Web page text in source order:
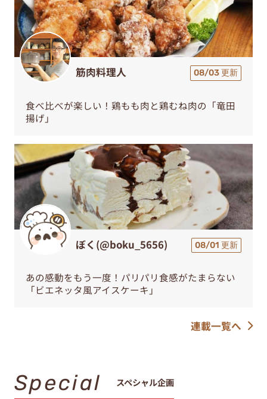
筋肉料理人 08/03 更新
食べ比べが楽しい！鶏もも肉と鶏むね肉の「竜田
揚げ」
ぼく(@boku_5656) 08/01 更新
あの感動をもう一度！パリパリ食感がたまらない
「ビエネッタ風アイスケーキ」
連載一覧へ
Special スペシャル企画